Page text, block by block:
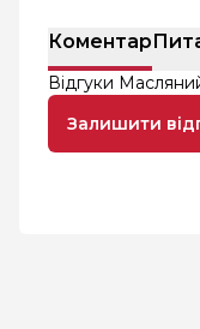
Коментар
Відгуки
Залишити